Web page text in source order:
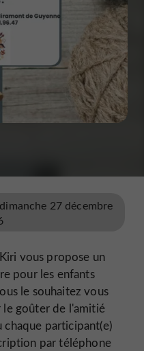
27 décembre
vous propose un
pour les enfants
le souhaitez vous
goûter de l'amitié
chaque participant(e)
par téléphone